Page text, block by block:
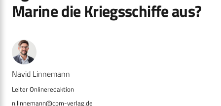
Marine die Kriegsschiffe aus?
Navid Linnemann
n.linnemann@cpm-verlag.de